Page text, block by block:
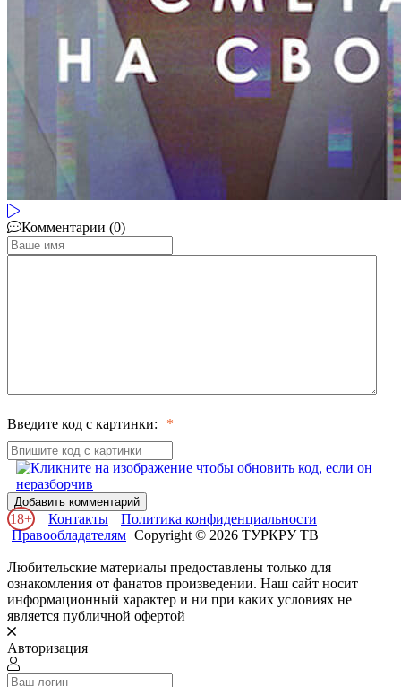
Комментарии (0)
Введите код с картинки:
Добавить комментарий
18+ Контакты
Политика конфиденциальности
Правообладателям Copyright © 2026 ТУРКРУ ТВ
Любительские материалы предоставлены только для
ознакомления от фанатов произведении. Наш сайт носит
информационный характер и ни при каких условиях не
является публичной офертой
Авторизация